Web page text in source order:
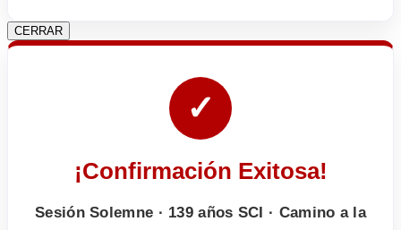
CERRAR
✓
¡Confirmación Exitosa!
Sesión Solemne · 139 años SCI · Camino a la